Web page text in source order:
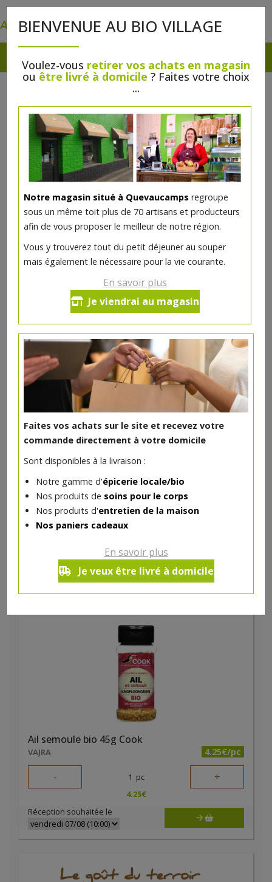
BIENVENUE AU BIO VILLAGE
Voulez-vous retirer vos achats en magasin
ou être livré à domicile ? Faites votre choix
...
Notre magasin situé à Quevaucamps regroupe
sous un même toit plus de 70 artisans et producteurs
afin de vous proposer le meilleur de notre région.
Vous y trouverez tout du petit déjeuner au souper
mais également le nécessaire pour la vie courante.
En savoir plus
Je viendrai au magasin
Faites vos achats sur le site et recevez votre
commande directement à votre domicile
Sont disponibles à la livraison :
Notre gamme d'épicerie locale/bio
Nos produits de soins pour le corps
Nos produits d'entretien de la maison
Nos paniers cadeaux
En savoir plus
Je veux être livré à domicile
Bouquet garni bio 30g
Ce produit est indisponible pour le moment.
DANS LA MÊME CATÉGORIE ...
Ail des ours bio 16g
VAJRA
3.08€
Réception souhaitée le
Ail semoule bio 45g Cook
VAJRA 4.25€/pc
- 1 pc +
4.25€
Réception souhaitée le